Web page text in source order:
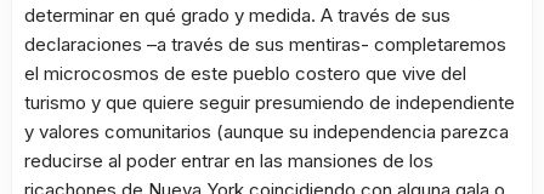
determinar en qué grado y medida. A través de sus
declaraciones –a través de sus mentiras- completaremos
el microcosmos de este pueblo costero que vive del
turismo y que quiere seguir presumiendo de independiente
y valores comunitarios (aunque su independencia parezca
reducirse al poder entrar en las mansiones de los